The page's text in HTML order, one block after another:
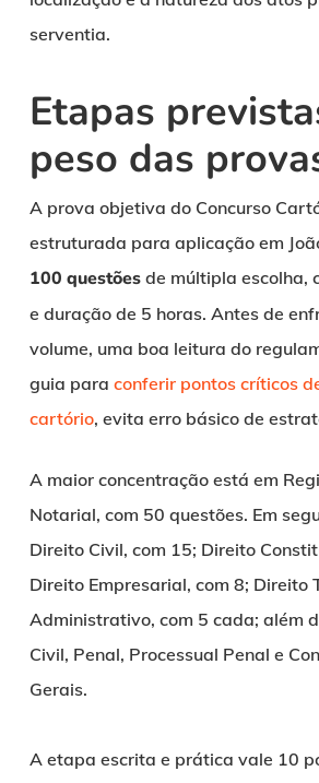
serventia.
Etapas
peso das
A prova objetiva do Concurso
estruturada para aplicação em
100 questõesde múltipla escolha,
e duração de 5 horas. Antes de
volume, uma boa leitura do
guia para conferir pontos críticos
cartório, evita erro básico de
A maior concentração está em
Notarial, com 50 questões. Em
Direito Civil, com 15; Direito
Direito Empresarial, com 8; Direito
Administrativo, com 5 cada; além
Civil, Penal, Processual Penal e
Gerais.
A etapa escrita e prática vale 10